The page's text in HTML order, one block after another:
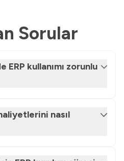
Sorular
kullanımı zorunlu
nasıl